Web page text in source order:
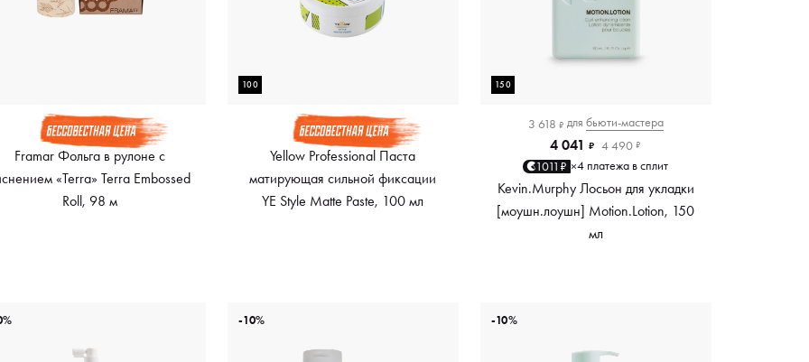
Framar Фольга в рулоне с
«Terra» Terra Embossed
Roll, 98 м
100
Yellow Professional Паста
матирующая сильной фиксации
YE Style Matte Paste, 100 мл
150
3 618 ₽ для бьюти-мастера
4 041 ₽ 4 490 ₽
1011₽ ×4 платежа в сплит
Kevin.Murphy Лосьон для укладки
[моушн.лоушн] Motion.Lotion, 150
мл
-10% -10%